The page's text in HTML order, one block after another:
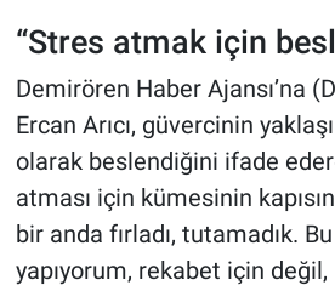
“Stres atmak için
Demirören Haber Ajansı’na
Ercan Arıcı, güvercinin
olarak beslendiğini ifade
atması için kümesinin
bir anda fırladı, tutamadık.
yapıyorum, rekabet için